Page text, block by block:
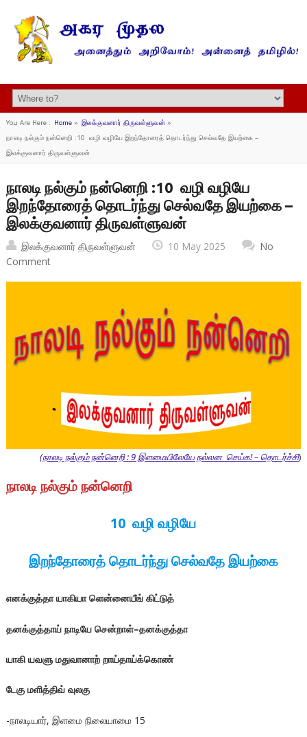
You Are Here : Home» இலக்குவனார் திருவள்ளுவன்»
நாலடி நல்கும் நன்னெறி :10 வழி வழியே இறந்தோரைத் தொடர்ந்து செல்வதே இயற்கை –
இலக்குவனார் திருவள்ளுவன்
நாலடி நல்கும் நன்னெறி :10 வழி வழியே
இறந்தோரைத் தொடர்ந்து செல்வதே இயற்கை –
இலக்குவனார் திருவள்ளுவன்
இலக்குவனார் திருவள்ளுவன் 10 May 2025
No
Comment
(நாலடி நல்கும் நன்னெறி : 9 இளமையிலேயே நல்லன செய்க! – தொடர்ச்சி)
நாலடிநல்கும்நன்னெறி
10 வழி வழியே
இறந்தோரைத் தொடர்ந்து செல்வதே இயற்கை
எனக்குத்தா யாகியா ளென்னையீங் கிட்டுத்
தனக்குத்தாய் நாடியே சென்றாள்–தனக்குத்தா
யாகி யவளு மதுவானாற் றாய்தாய்க்கொண்
டேகு மளித்திவ் வுலகு
-நாலடியார், இளமை நிலையாமை 15